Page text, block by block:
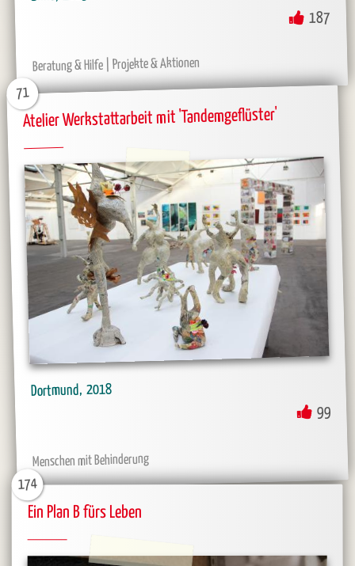
187
Beratung & Hilfe Projekte & Aktionen
Atelier Werkstattarbeit mit 'Tandemgeflüster'
71
Dortmund 2018
99
Menschen mit Behinderung
Ein Plan B fürs Leben
174